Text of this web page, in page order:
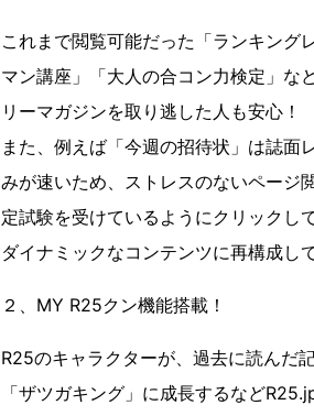
これまで閲覧可能だった「ランキング
マン講座」「大人の合コン力検定」な
リーマガジンを取り逃した人も安心！
また、例えば「今週の招待状」は誌面
みが速いため、ストレスのないページ
定試験を受けているようにクリックし
ダイナミックなコンテンツに再構成し
２、MY R25クン機能搭載！
R25のキャラクターが、過去に読んだ
「ザツガキング」に成長するなど